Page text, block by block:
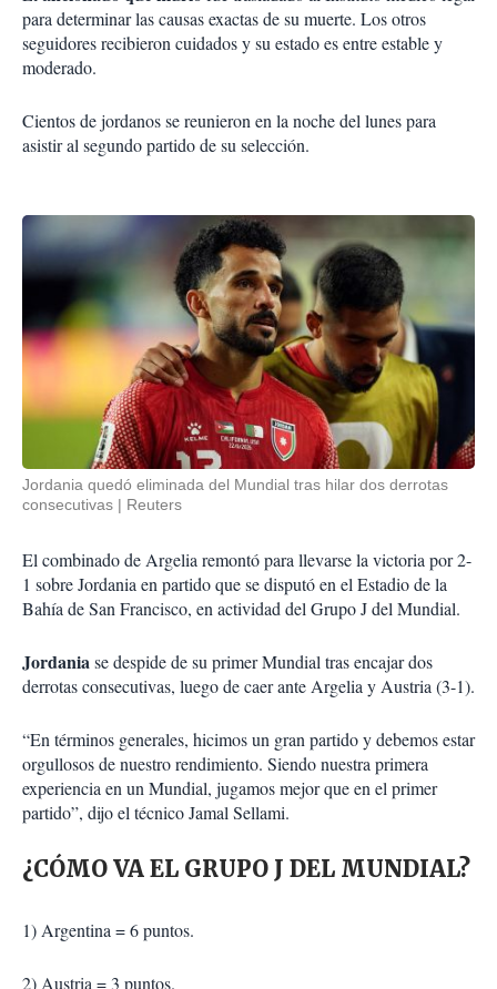
para determinar las causas exactas de su muerte. Los otros
seguidores recibieron cuidados y su estado es entre estable y
moderado.
Cientos de jordanos se reunieron en la noche del lunes para
asistir al segundo partido de su selección.
Jordania quedó eliminada del Mundial tras hilar dos derrotas
consecutivas
Reuters
El combinado de Argelia remontó para llevarse la victoria por 2-
1 sobre Jordania en partido que se disputó en el Estadio de la
Bahía de San Francisco, en actividad del Grupo J del Mundial.
Jordaniase despide de su primer Mundial tras encajar dos
derrotas consecutivas, luego de caer ante Argelia y Austria (3-1).
“En términos generales, hicimos un gran partido y debemos estar
orgullosos de nuestro rendimiento. Siendo nuestra primera
experiencia en un Mundial, jugamos mejor que en el primer
partido”, dijo el técnico Jamal Sellami.
¿CÓMO VA EL GRUPO J DEL MUNDIAL?
1) Argentina = 6 puntos.
2) Austria = 3 puntos.